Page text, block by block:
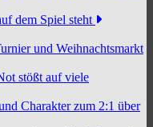
dem Spiel steht
und Weihnachtsmarkt
stößt auf viele
Charakter zum 2:1 über